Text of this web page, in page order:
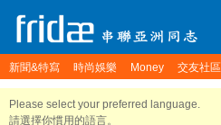
新聞&特寫 時尚娛樂 Money 交友社區
Please select your preferred language.
請選擇你慣用的語言。